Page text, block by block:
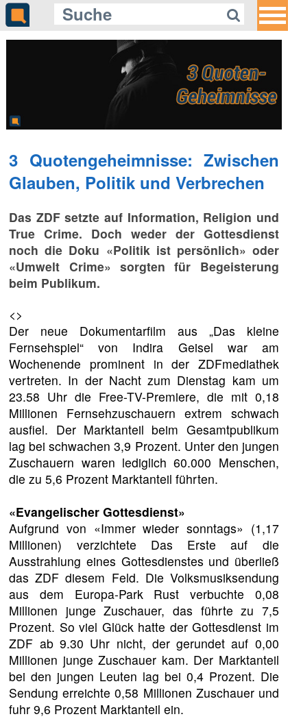
3 Quotengeheimnisse: Zwischen
Glauben, Politik und Verbrechen
Das ZDF setzte auf Information, Religion und
True Crime. Doch weder der Gottesdienst
noch die Doku «Politik ist persönlich» oder
«Umwelt Crime» sorgten für Begeisterung
beim Publikum.
<>
Der neue Dokumentarfilm aus „Das kleine
Fernsehspiel“ von Indira Geisel war am
Wochenende prominent in der ZDFmediathek
vertreten. In der Nacht zum Dienstag kam um
23.58 Uhr die Free-TV-Premiere, die mit 0,18
Millionen Fernsehzuschauern extrem schwach
ausfiel. Der Marktanteil beim Gesamtpublikum
lag bei schwachen 3,9 Prozent. Unter den jungen
Zuschauern waren lediglich 60.000 Menschen,
die zu 5,6 Prozent Marktanteil führten.
«Evangelischer Gottesdienst»
Aufgrund von «Immer wieder sonntags» (1,17
Millionen) verzichtete Das Erste auf die
Ausstrahlung eines Gottesdienstes und überließ
das ZDF diesem Feld. Die Volksmusiksendung
aus dem Europa-Park Rust verbuchte 0,08
Millionen junge Zuschauer, das führte zu 7,5
Prozent. So viel Glück hatte der Gottesdienst im
ZDF ab 9.30 Uhr nicht, der gerundet auf 0,00
Millionen junge Zuschauer kam. Der Marktanteil
bei den jungen Leuten lag bei 0,4 Prozent. Die
Sendung erreichte 0,58 Millionen Zuschauer und
fuhr 9,6 Prozent Marktanteil ein.